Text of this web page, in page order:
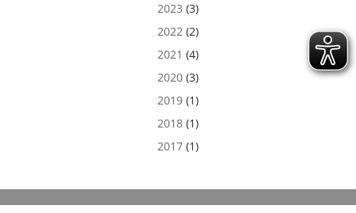
2023 (3)
2022 (2)
2021 (4)
2020 (3)
2019 (1)
2018 (1)
2017 (1)